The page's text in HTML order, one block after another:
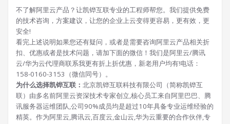
不了解阿里云产品？让凯铧互联专业的工程师帮您。我们提供免费
的技术咨询，方案建议，让您的企业上云变得更容易，更有效，更
安全!
看完上述说明如果您还有疑问，或者是需要咨询阿里云产品相关折
扣、优惠或者是技术问题，请加下面的微信！我们是阿里云/腾讯
云/华为云代理商联系我更有折上折优惠，新老用户均有!电话：
158-0160-3153（微信同号）。
为什么选择凯铧互联： 北京凯铧互联科技有限公司（简称凯铧互
联）由多名前阿里云资深技术专家创立,核心员工来自阿里巴巴、腾
讯服务器运维团队,公司90%成员均是超过10年具备专业运维经验的
精英。作为阿里云,腾讯云,百度云,金山云,华为云重要的合作伙伴,专